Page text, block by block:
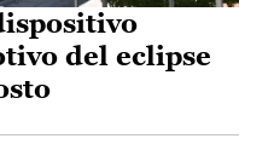
del eclipse